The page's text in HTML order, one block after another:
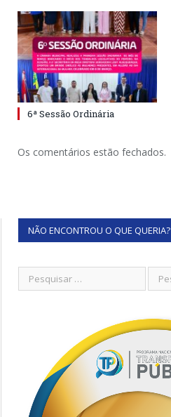
6ª Sessão Ordinária
Os comentários estão fechados.
NÃO ENCONTROU O QUE QUERIA?